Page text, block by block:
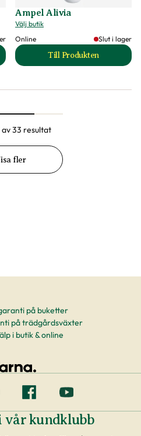
produktsida
Ampel Alivia
Välj butik
Online
Slut i lager
Till Produkten
till Ampel Alivia
33 resultat
fler
på buketter
på trädgårdsväxter
i butik & online
vår kundklubb